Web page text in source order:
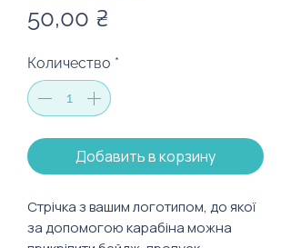
50,00 ₴
Количество *
Добавить в корзину
Стрічка з вашим логотипом, до якої
за допомогою карабіна можна